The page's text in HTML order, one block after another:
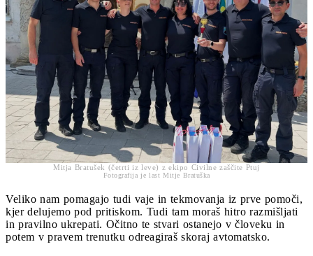
Mitja Bratušek (četrti iz leve) z ekipo Civilne zaščite Ptuj
Fotografija je last Mitje Bratuška
Veliko nam pomagajo tudi vaje in tekmovanja iz prve pomoči,
kjer delujemo pod pritiskom. Tudi tam moraš hitro razmišljati
in pravilno ukrepati. Očitno te stvari ostanejo v človeku in
potem v pravem trenutku odreagiraš skoraj avtomatsko.